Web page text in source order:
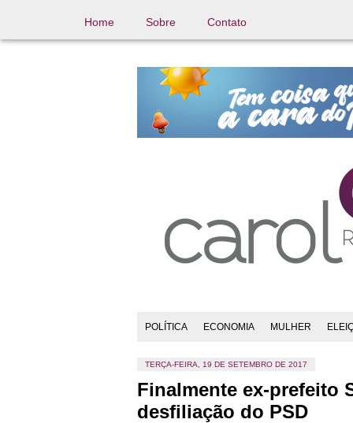
Home Sobre Contato
POLÍTICA ECONOMIA MULHER
TERÇA-FEIRA, 19 DE SETEMBRO DE 2017
Finalmente ex-prefeito
desfiliação do PSD